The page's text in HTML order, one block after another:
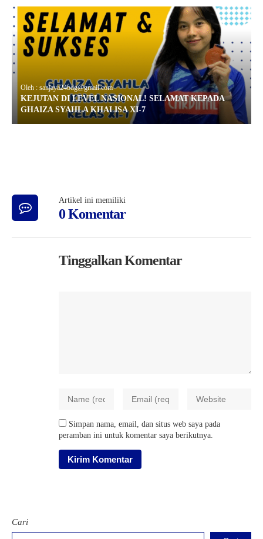
Oleh : sanjaya24bdg@gmail.com
KEJUTAN DI LEVEL NASIONAL! SELAMAT KEPADA
GHAIZA SYAHLA KHALISA XI-7
Artikel ini memiliki
0 Komentar
Tinggalkan Komentar
Simpan nama, email, dan situs web saya pada
peramban ini untuk komentar saya berikutnya.
Cari